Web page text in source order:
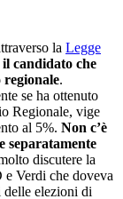
d’Italia è
Tra tutte,
come lontano
propone di
i bilanci
Partiti, ed
infrastrutture,
della Dorsale
facendo uscire